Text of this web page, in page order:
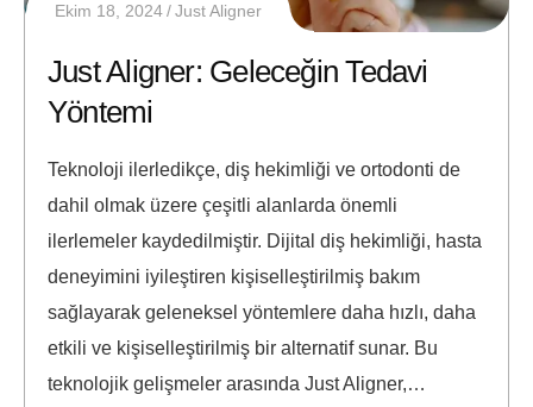
Ekim 18, 2024 Just Aligner
Just Aligner: Geleceğin Tedavi
Yöntemi
Teknoloji ilerledikçe, diş hekimliği ve ortodonti de
dahil olmak üzere çeşitli alanlarda önemli
ilerlemeler kaydedilmiştir. Dijital diş hekimliği, hasta
deneyimini iyileştiren kişiselleştirilmiş bakım
sağlayarak geleneksel yöntemlere daha hızlı, daha
etkili ve kişiselleştirilmiş bir alternatif sunar. Bu
teknolojik gelişmeler arasında Just Aligner,…